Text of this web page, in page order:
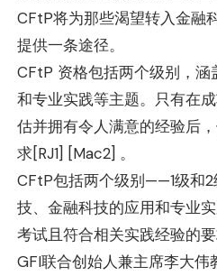
CFtP将为那些渴望转入金融
提供一条途径。
CFtP 资格包括两个级别，涵
和专业实践等主题。只有在
估并拥有令人满意的经验后
求[RJ1] [Mac2] 。
CFtP包括两个级别——1级和
技、金融科技的应用和专业
考试且符合相关实践经验的
GFI联合创始人兼主席李大伟